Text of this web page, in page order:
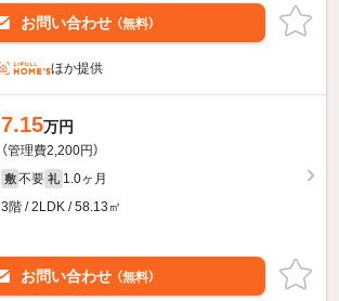
お問い合わせ （無料）
ほか提供
7.15万円
（管理費2,200円）
敷 不要 礼 1.0ヶ月
3階 / 2LDK / 58.13㎡
お問い合わせ （無料）